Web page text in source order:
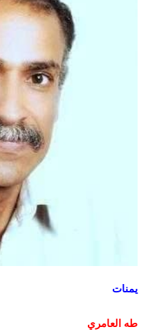
يمنات
طه العامري